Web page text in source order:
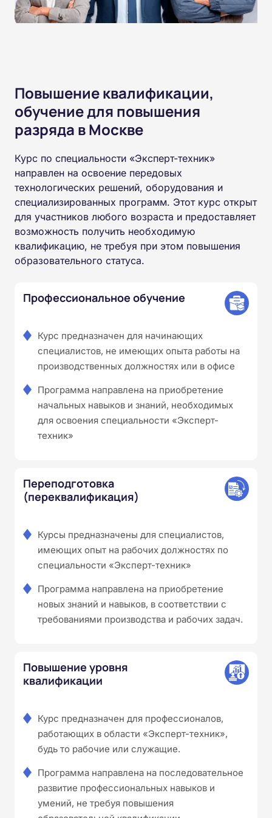
Повышение квалификации,
обучение для повышения
разряда в Москве
Курс по специальности «Эксперт-техник»
направлен на освоение передовых
технологических решений, оборудования и
специализированных программ. Этот курс открыт
для участников любого возраста и предоставляет
возможность получить необходимую
квалификацию, не требуя при этом повышения
образовательного статуса.
Профессиональное обучение
Курс предназначен для начинающих
специалистов, не имеющих опыта работы на
производственных должностях или в офисе
Программа направлена на приобретение
начальных навыков и знаний, необходимых
для освоения специальности «Эксперт-
техник»
Переподготовка
(переквалификация)
Курсы предназначены для специалистов,
имеющих опыт на рабочих должностях по
специальности «Эксперт-техник»
Программа направлена на приобретение
новых знаний и навыков, в соответствии с
требованиями производства и рабочих задач.
Повышение уровня
квалификации
Курс предназначен для профессионалов,
работающих в области «Эксперт-техник»,
будь то рабочие или служащие.
Программа направлена на последовательное
развитие профессиональных навыков и
умений, не требуя повышения